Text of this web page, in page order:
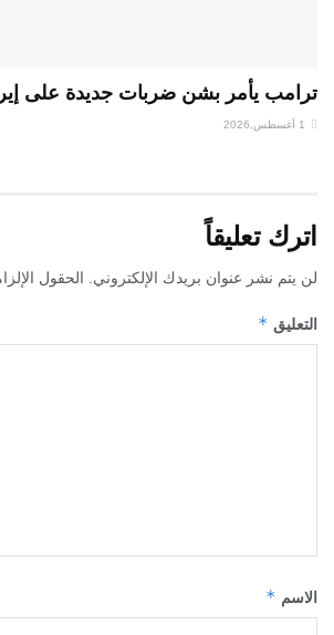
ترامب يأمر بشن ضربات جديدة على
اترك تعليقاً
لن يتم نشر عنوان بريدك الإلكتروني. الحقول
التعليق *
الاسم *